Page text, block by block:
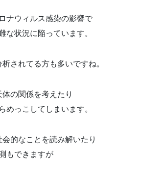
ナウィルス感染の影響で
な状況に陥っています。
されてる方も多いですね。
の関係を考えたり
めっこしてしまいます。
的なことを読み解いたり
もできますが